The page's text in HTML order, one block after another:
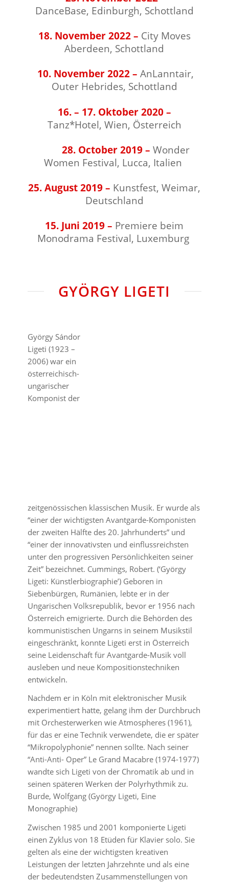
DanceBase, Edinburgh, Schottland
18. November 2022 – City Moves
Aberdeen, Schottland
10. November 2022 – AnLanntair,
Outer Hebrides, Schottland
16. – 17. Oktober 2020 –
Tanz*Hotel, Wien, Österreich
28. October 2019 – Wonder
Women Festival, Lucca, Italien
25. August 2019 – Kunstfest, Weimar,
Deutschland
15. Juni 2019 – Premiere beim
Monodrama Festival, Luxemburg
GYÖRGY LIGETI
György Sándor
Ligeti (1923 –
2006) war ein
österreichisch-
ungarischer
Komponist der
zeitgenössischen klassischen Musik. Er wurde als
“einer der wichtigsten Avantgarde-Komponisten
der zweiten Hälfte des 20. Jahrhunderts” und
“einer der innovativsten und einflussreichsten
unter den progressiven Persönlichkeiten seiner
Zeit” bezeichnet. Cummings, Robert. (‘György
Ligeti: Künstlerbiographie’) Geboren in
Siebenbürgen, Rumänien, lebte er in der
Ungarischen Volksrepublik, bevor er 1956 nach
Österreich emigrierte. Durch die Behörden des
kommunistischen Ungarns in seinem Musikstil
eingeschränkt, konnte Ligeti erst in Österreich
seine Leidenschaft für Avantgarde-Musik voll
ausleben und neue Kompositionstechniken
entwickeln.
Nachdem er in Köln mit elektronischer Musik
experimentiert hatte, gelang ihm der Durchbruch
mit Orchesterwerken wie Atmospheres (1961),
für das er eine Technik verwendete, die er später
“Mikropolyphonie” nennen sollte. Nach seiner
“Anti-Anti- Oper” Le Grand Macabre (1974-1977)
wandte sich Ligeti von der Chromatik ab und in
seinen späteren Werken der Polyrhythmik zu.
Burde, Wolfgang (György Ligeti, Eine
Monographie)
Zwischen 1985 und 2001 komponierte Ligeti
einen Zyklus von 18 Etüden für Klavier solo. Sie
gelten als eine der wichtigsten kreativen
Leistungen der letzten Jahrzehnte und als eine
der bedeutendsten Zusammenstellungen von